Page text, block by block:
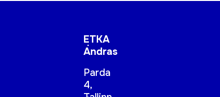
ETKA
Andras
Parda
4,